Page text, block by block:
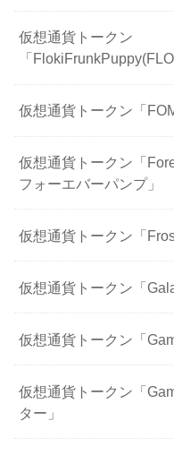
仮想通貨トークン
「
仮想通貨トークン「
仮想通貨トークン「
フォーエバーパンプ」
仮想通貨トークン「
仮想通貨トークン「
仮想通貨トークン「
仮想通貨トークン「
ター」